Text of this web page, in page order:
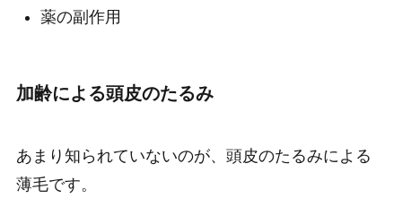
薬の副作用
加齢による頭皮のたるみ
あまり知られていないのが、頭皮のたるみによる
薄毛です。